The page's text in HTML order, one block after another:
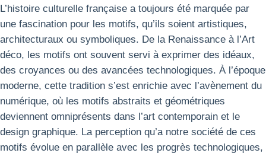
L’histoire culturelle française a toujours été marquée par
une fascination pour les motifs, qu’ils soient artistiques,
architecturaux ou symboliques. De la Renaissance à l’Art
déco, les motifs ont souvent servi à exprimer des idéaux,
des croyances ou des avancées technologiques. À l’époque
moderne, cette tradition s’est enrichie avec l’avènement du
numérique, où les motifs abstraits et géométriques
deviennent omniprésents dans l’art contemporain et le
design graphique. La perception qu’a notre société de ces
motifs évolue en parallèle avec les progrès technologiques,